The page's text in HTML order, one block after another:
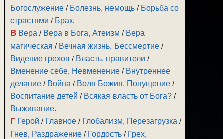
Богослужение / Болезнь, немощь / Борьба со
страстями / Брак.
В Вера / Вера в Бога, Атеизм / Вера
магическая / Вечная жизнь, Бессмертие /
Видение грехов / Власть, правители /
Вменение себе, Невменение / Внутреннее
делание / Война / Воля Божия, Попущение /
Воспитание детей / Всякая власть от Бога? /
Выживание.
Г Герой / Главное / Глобализм, Перезагрузка /
Гнев, Раздражение / Гордость / Грех,